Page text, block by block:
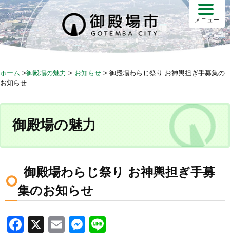
S
k
i
p
c
n
メニュー
ホーム >御殿場の魅力 > お知らせ > 御殿場わらじ祭り お神輿担ぎ手募集の
お知らせ
御殿場の魅力
御殿場わらじ祭り お神輿担ぎ手募
集のお知らせ
F
X
E
M